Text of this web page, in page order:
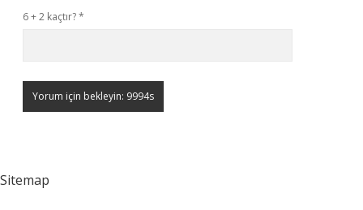
6 + 2 kaçtır?*
Sitemap